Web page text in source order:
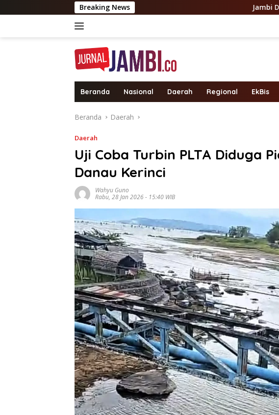
ke
Breaking News Jambi Diprakirakan Cerah
Beranda Nasional Daerah Regional EkBis
Beranda Daerah
Daerah
Uji Coba Turbin PLTA Diduga
Danau Kerinci
Wahyu Guno
Rabu, 28 Jan 2026 - 15:40 WIB